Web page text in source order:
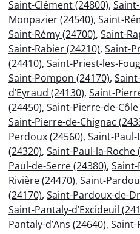
Saint-Clément (24800),
Monpazier (24540), Saint-
Saint-Rémy (24700), Saint-
Saint-Rabier (24210), Saint-
(24410), Saint-Priest-les-
Saint-Pompon (24170),
d’Eyraud (24130), Saint-
(24450), Saint-Pierre-de-Côle
Saint-Pierre-de-Chignac
Perdoux (24560), Saint-
(24320), Saint-Paul-la-Roche
Paul-de-Serre (24380),
Rivière (24470), Saint-
(24170), Saint-Pardoux-de-
Saint-Pantaly-d’Excideuil
Pantaly-d’Ans (24640), Saint-